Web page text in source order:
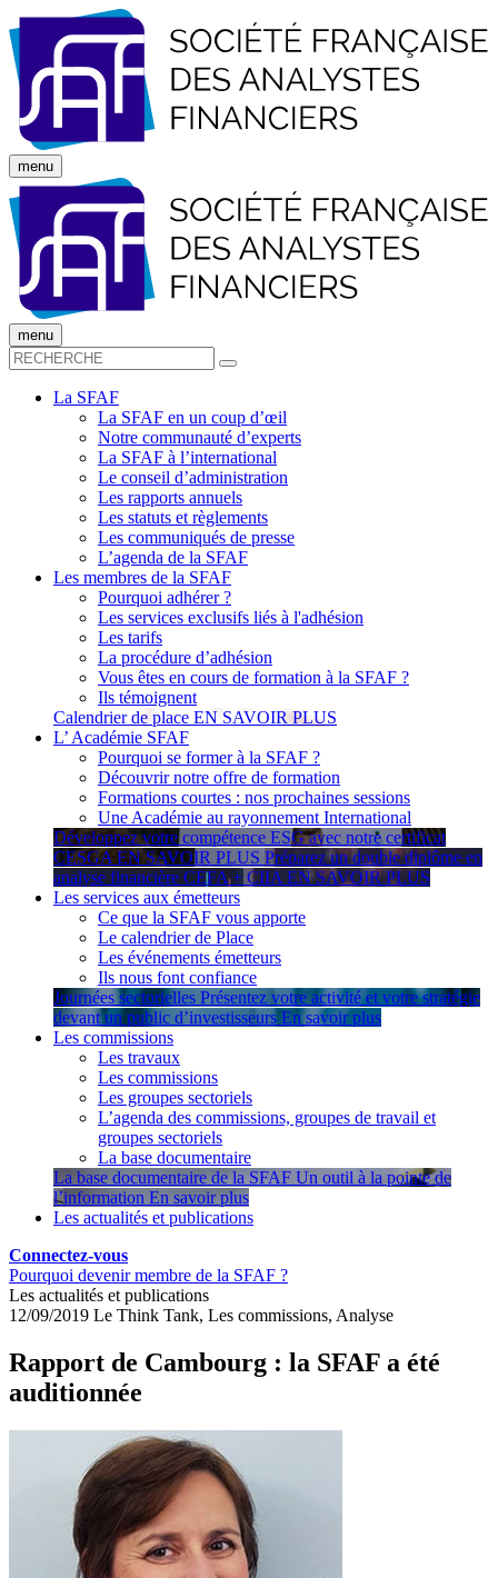
menu
menu
La SFAF
La SFAF en un coup d’œil
Notre communauté d’experts
La SFAF à l’international
Le conseil d’administration
Les rapports annuels
Les statuts et règlements
Les communiqués de presse
L’agenda de la SFAF
Les membres de la SFAF
Pourquoi adhérer ?
Les services exclusifs liés à l'adhésion
Les tarifs
La procédure d’adhésion
Vous êtes en cours de formation à la SFAF ?
Ils témoignent
Calendrier de place EN SAVOIR PLUS
L’ Académie SFAF
Pourquoi se former à la SFAF ?
Découvrir notre offre de formation
Formations courtes : nos prochaines sessions
Une Académie au rayonnement International
Développez votre compétence ESG avec notre certificat
CESGA EN SAVOIR PLUS Préparez un double diplôme en
analyse financière CEFA + CIIA EN SAVOIR PLUS
Les services aux émetteurs
Ce que la SFAF vous apporte
Le calendrier de Place
Les événements émetteurs
Ils nous font confiance
Journées sectorielles Présentez votre activité et votre stratégie
devant un public d’investisseurs En savoir plus
Les commissions
Les travaux
Les commissions
Les groupes sectoriels
L’agenda des commissions, groupes de travail et
groupes sectoriels
La base documentaire
La base documentaire de la SFAF Un outil à la pointe de
l’information En savoir plus
Les actualités et publications
Connectez-vous
Pourquoi devenir membre de la SFAF ?
Les actualités et publications
12/09/2019 Le Think Tank, Les commissions, Analyse
Rapport de Cambourg : la SFAF a été
auditionnée